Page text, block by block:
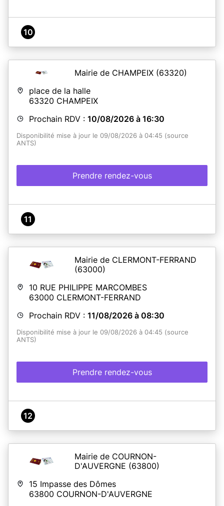
10
Mairie de CHAMPEIX (63320)
place de la halle
63320 CHAMPEIX
Prochain RDV : 10/08/2026 à 16:30
Disponibilité mise à jour le 09/08/2026 à 04:45 (source
ANTS)
Prendre rendez-vous
11
Mairie de CLERMONT-FERRAND
(63000)
10 RUE PHILIPPE MARCOMBES
63000 CLERMONT-FERRAND
Prochain RDV : 11/08/2026 à 08:30
Disponibilité mise à jour le 09/08/2026 à 04:45 (source
ANTS)
Prendre rendez-vous
12
Mairie de COURNON-
D'AUVERGNE (63800)
15 Impasse des Dômes
63800 COURNON-D'AUVERGNE